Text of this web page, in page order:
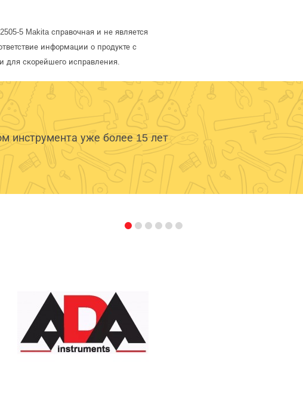
5 Makita справочная и не является
информации о продукте с
для скорейшего исправления.
инструмента уже более 15 лет